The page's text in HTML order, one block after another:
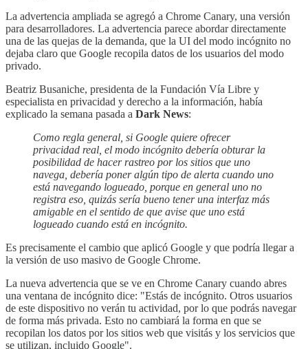
La advertencia ampliada se agregó a Chrome Canary, una versión
para desarrolladores. La advertencia parece abordar directamente
una de las quejas de la demanda, que la UI del modo incógnito no
dejaba claro que Google recopila datos de los usuarios del modo
privado.
Beatriz Busaniche, presidenta de la Fundación Vía Libre y
especialista en privacidad y derecho a la información, había
explicado la semana pasada a Dark News:
Como regla general, si Google quiere ofrecer
privacidad real, el modo incógnito debería obturar la
posibilidad de hacer rastreo por los sitios que uno
navega, debería poner algún tipo de alerta cuando uno
está navegando logueado, porque en general uno no
registra eso, quizás sería bueno tener una interfaz más
amigable en el sentido de que avise que uno está
logueado cuando está en incógnito.
Es precisamente el cambio que aplicó Google y que podría llegar a
la versión de uso masivo de Google Chrome.
La nueva advertencia que se ve en Chrome Canary cuando abres
una ventana de incógnito dice: "Estás de incógnito. Otros usuarios
de este dispositivo no verán tu actividad, por lo que podrás navegar
de forma más privada. Esto no cambiará la forma en que se
recopilan los datos por los sitios web que visitás y los servicios que
se utilizan, incluido Google".